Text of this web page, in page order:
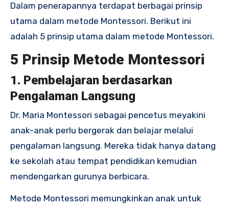
Dalam penerapannya terdapat berbagai prinsip
utama dalam metode Montessori. Berikut ini
adalah 5 prinsip utama dalam metode Montessori.
5 Prinsip Metode Montessori
1. Pembelajaran berdasarkan
Pengalaman Langsung
Dr. Maria Montessori sebagai pencetus meyakini
anak-anak perlu bergerak dan belajar melalui
pengalaman langsung. Mereka tidak hanya datang
ke sekolah atau tempat pendidikan kemudian
mendengarkan gurunya berbicara.
Metode Montessori memungkinkan anak untuk